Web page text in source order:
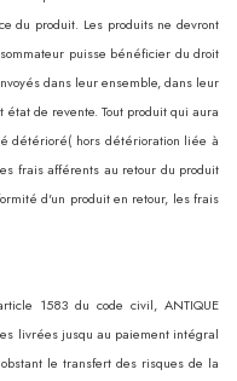
du produit. Les produits ne devront
puisse bénéficier du droit
dans leur ensemble, dans leur
de revente. Tout produit qui aura
détérioré( hors détérioration liée à
frais afférents au retour du produit
d'un produit en retour, les frais
1583 du code civil, ANTIQUE
livrées jusqu au paiement intégral
le transfert des risques de la